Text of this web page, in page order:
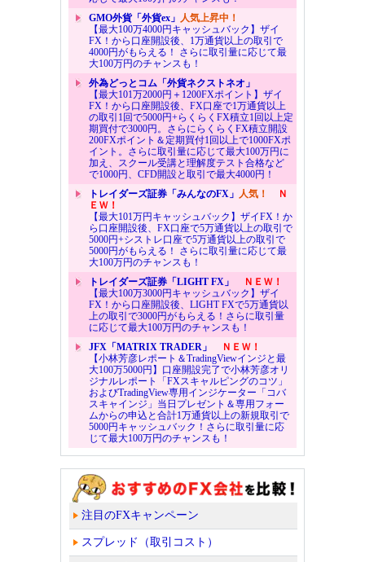
GMO外貨「外貨ex」 人気上昇中！
【最大100万4000円キャッシュバック】ザイ
FX！から口座開設後、1万通貨以上の取引で
4000円がもらえる！ さらに取引量に応じて最
大100万円のチャンスも！
外為どっとコム「外貨ネクストネオ」
【最大101万2000円＋1200FXポイント】ザイ
FX！から口座開設後、FX口座で1万通貨以上
の取引1回で5000円+らくらくFX積立1回以上定
期買付で3000円。さらにらくらくFX積立開設
200FXポイント＆定期買付1回以上で1000FXポ
イント。さらに取引量に応じて最大100万円に
加え、スクール受講と理解度テスト合格など
で1000円、CFD開設と取引で最大4000円！
トレイダーズ証券「みんなのFX」 人気！
Ｎ
ＥＷ！
【最大101万円キャッシュバック】ザイFX！か
ら口座開設後、FX口座で5万通貨以上の取引で
5000円+シストレ口座で5万通貨以上の取引で
5000円がもらえる！ さらに取引量に応じて最
大100万円のチャンスも！
トレイダーズ証券「LIGHT FX」
ＮＥＷ！
【最大100万3000円キャッシュバック】ザイ
FX！から口座開設後、LIGHT FXで5万通貨以
上の取引で3000円がもらえる！さらに取引量
に応じて最大100万円のチャンスも！
JFX「MATRIX TRADER」
ＮＥＷ！
【小林芳彦レポート＆TradingViewインジと最
大100万5000円】口座開設完了で小林芳彦オリ
ジナルレポート「FXスキャルピングのコツ」
およびTradingView専用インジケーター「コバ
スキャインジ」当日プレゼント＆専用フォー
ムからの申込と合計1万通貨以上の新規取引で
5000円キャッシュバック！さらに取引量に応
じて最大100万円のチャンスも！
注目のFXキャンペーン
スプレッド（取引コスト）